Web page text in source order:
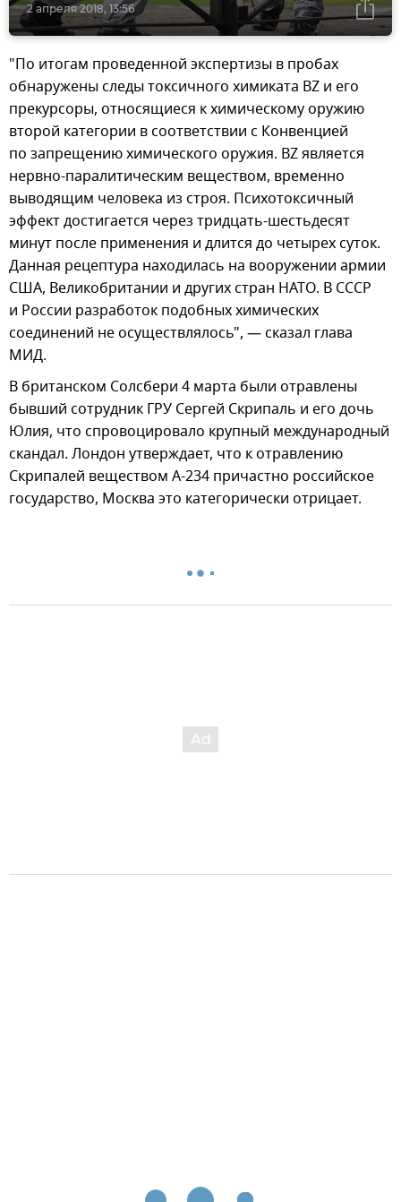
2 апреля 2018, 13:56
"По итогам проведенной экспертизы в пробах
обнаружены следы токсичного химиката BZ и его
прекурсоры, относящиеся к химическому оружию
второй категории в соответствии с Конвенцией
по запрещению химического оружия. BZ является
нервно-паралитическим веществом, временно
выводящим человека из строя. Психотоксичный
эффект достигается через тридцать-шестьдесят
минут после применения и длится до четырех суток.
Данная рецептура находилась на вооружении армии
США, Великобритании и других стран НАТО. В СССР
и России разработок подобных химических
соединений не осуществлялось", — сказал глава
МИД.
В британском Солсбери 4 марта были отравлены
бывший сотрудник ГРУ Сергей Скрипаль и его дочь
Юлия, что спровоцировало крупный международный
скандал. Лондон утверждает, что к отравлению
Скрипалей веществом А-234 причастно российское
государство, Москва это категорически отрицает.